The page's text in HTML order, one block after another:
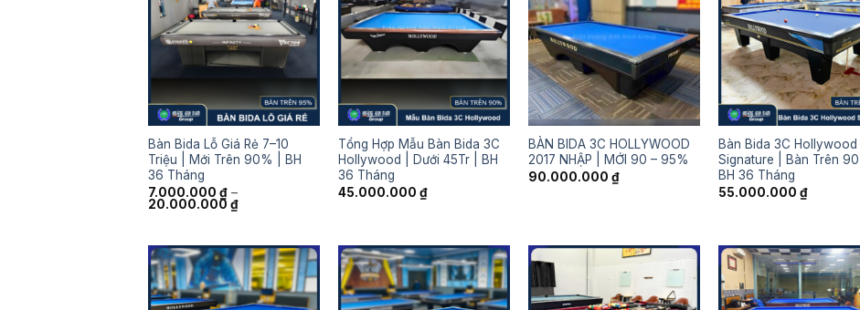
Bàn Bida Lỗ Giá Rẻ 7–10
Triệu | Mới Trên 90% | BH
36 Tháng
7.000.000 ₫ –
20.000.000 ₫Khoảng
giá:
đến
20.000.000 ₫
Tổng Hợp Mẫu Bàn Bida 3C
Hollywood | Dưới 45Tr | BH
36 Tháng
45.000.000 ₫
BÀN BIDA 3C HOLLYWOOD
2017 NHẬP | MỚI 90 – 95%
90.000.000 ₫
Bàn Bida 3C Hollywood
Signature | Bàn Trên
BH 36 Tháng
55.000.000 ₫